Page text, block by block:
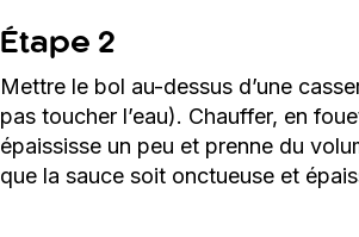
Étape 2
Mettre le bol au-dessus d’une
pas toucher l’eau). Chauffer, en
épaississe un peu et prenne du
que la sauce soit onctueuse et